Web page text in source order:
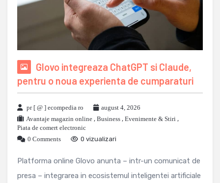
Glovo integreaza ChatGPT si Claude,
pentru o noua experienta de cumparaturi
pr [ @ ] ecompedia ro
august 4, 2026
Avantaje magazin online , Business , Evenimente & Stiri ,
Piata de comert electronic
0 Comments
0 vizualizari
Platforma online Glovo anunta – intr-un comunicat de
presa – integrarea in ecosistemul inteligentei artificiale